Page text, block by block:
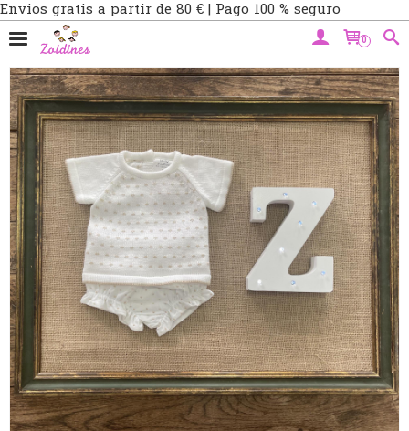
Envios gratis a partir de 80 € | Pago 100 % seguro
0